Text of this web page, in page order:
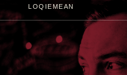
LOQIEMEAN